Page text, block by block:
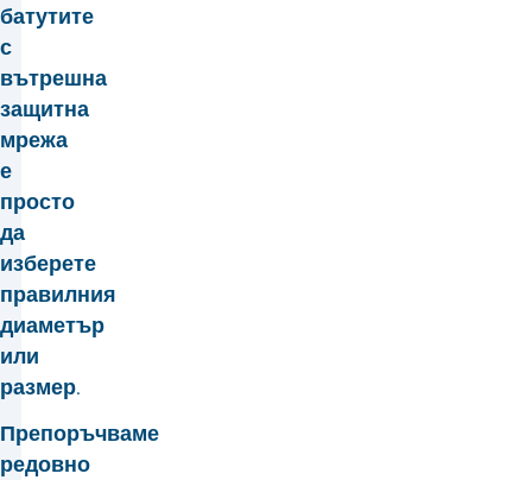
батутите
с
вътрешна
защитна
мрежа
е
просто
да
изберете
правилния
диаметър
или
размер.
Препоръчваме
редовно